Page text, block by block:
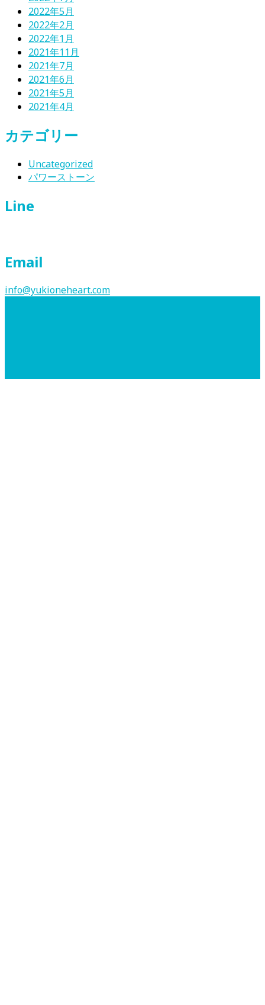
2022年5月
2022年2月
2022年1月
2021年11月
2021年7月
2021年6月
2021年5月
2021年4月
カテゴリー
Uncategorized
パワーストーン
Line
Email
info@yukioneheart.com